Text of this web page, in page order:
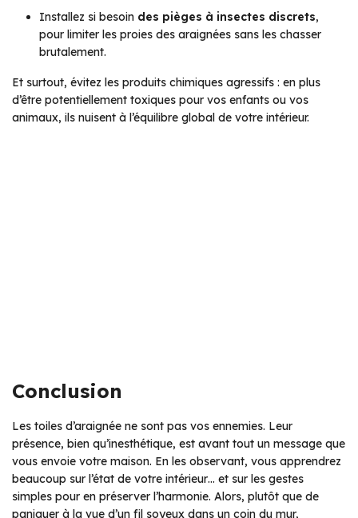
Installez si besoin des pièges à insectes discrets,
pour limiter les proies des araignées sans les chasser
brutalement.
Et surtout, évitez les produits chimiques agressifs : en plus
d’être potentiellement toxiques pour vos enfants ou vos
animaux, ils nuisent à l’équilibre global de votre intérieur.
Conclusion
Les toiles d’araignée ne sont pas vos ennemies. Leur
présence, bien qu’inesthétique, est avant tout un message que
vous envoie votre maison. En les observant, vous apprendrez
beaucoup sur l’état de votre intérieur… et sur les gestes
simples pour en préserver l’harmonie. Alors, plutôt que de
paniquer à la vue d’un fil soyeux dans un coin du mur,